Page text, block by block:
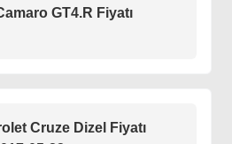
GT4.R Fiyatı
Cruze Dizel Fiyatı